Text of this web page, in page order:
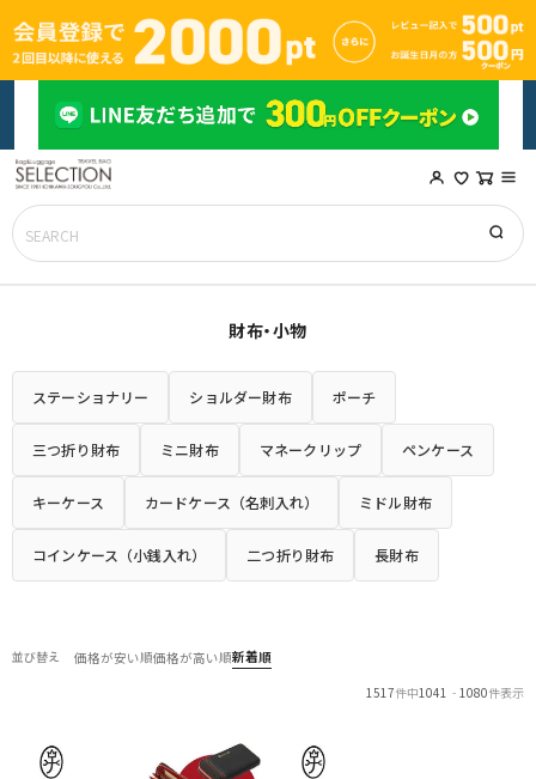
財布・小物
ステーショナリー ショルダー財布 ポーチ
三つ折り財布 ミニ財布 マネークリップ ペンケース
キーケース カードケース（名刺入れ） ミドル財布
コインケース（小銭入れ） 二つ折り財布 長財布
並び替え 価格が安い順価格が高い順新着順
1517件中1041 - 1080件表示